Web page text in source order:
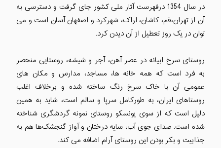
در سال 1354 درفهرست آثار ملی کشور جای گرفت و دسترسی به
آن از تهران،قم، کاشان، اراک، شهرکرد و اصفهان آسان است و می
توان در یک روز تعطیل از آن دیدن کرد.
روستای سرخ ابیانه در عصر آهن، آجر و شیشه، روستایی منحصر
به فرد است که همه خانه ها، مساجد، مدارس و مکان های
عمومی آن با خاک سرخ رنگ ساخته شده و برخلاف اغلب
روستاهای ایران، به طورکامل سرپا و سالم است، شاید به همین
دلیل است که از سوی یونسکو روستای نمونه گردشگری شناخته
شده است. صدای جوی آب، سایه درختان و آواز گنجشک‌ها هم به
جذابیت و بکر بودن این روستای آرام اضافه می کند.